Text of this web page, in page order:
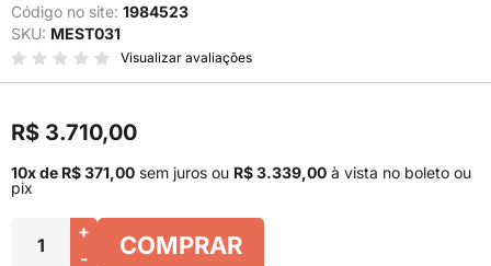
Código no site: 1984523
SKU: MEST031
Visualizar avaliações
R$ 3.710,00
10x de R$ 371,00 sem juros ou R$ 3.339,00 à vista no boleto ou
pix
+
-
COMPRAR